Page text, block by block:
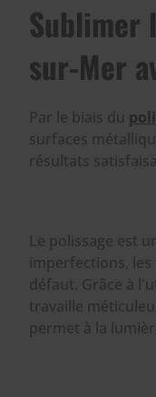
Sublimer
sur-Mer
Par le biais du
surfaces
résultats
Le polissage est
imperfections,
défaut. Grâce à
travaille
permet à la